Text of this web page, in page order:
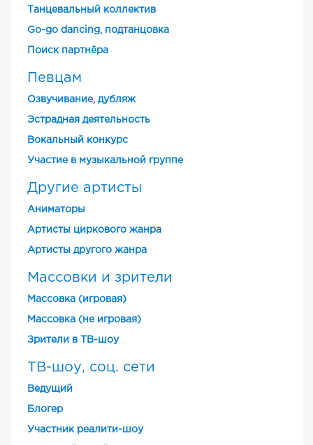
Танцевальный коллектив
Go-go dancing, подтанцовка
Поиск партнёра
Певцам
Озвучивание, дубляж
Эстрадная деятельность
Вокальный конкурс
Участие в музыкальной группе
Другие артисты
Аниматоры
Артисты циркового жанра
Артисты другого жанра
Массовки и зрители
Массовка (игровая)
Массовка (не игровая)
Зрители в ТВ-шоу
ТВ-шоу, соц. сети
Ведущий
Блогер
Участник реалити-шоу